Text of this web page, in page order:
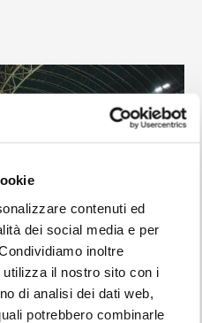
contenuti ed
dei social media e per
inoltre
il nostro sito con i
di analisi dei dati web,
potrebbero combinarle